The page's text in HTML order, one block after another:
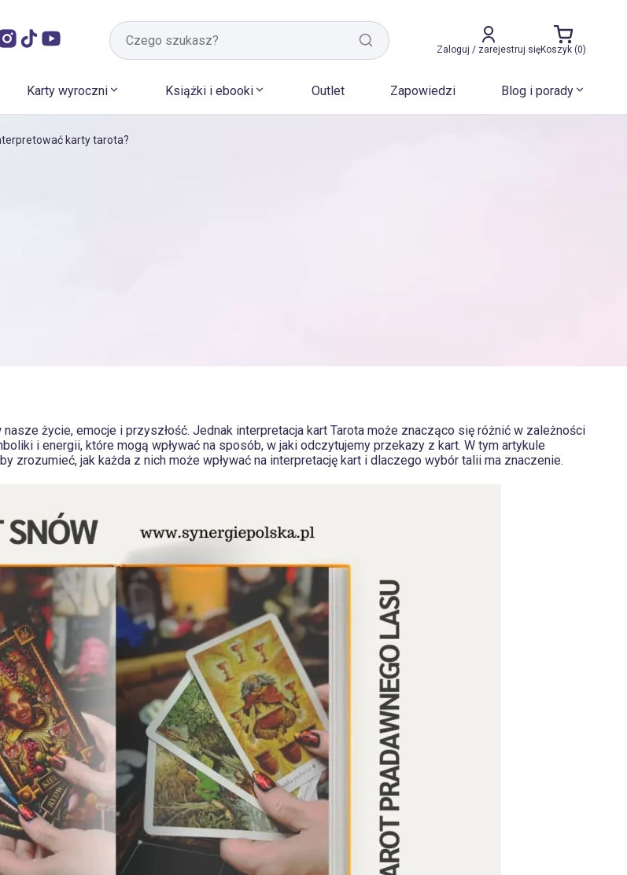
Zaloguj / zarejestruj sięKoszyk (0)
Karty wyroczni Książki i ebooki Outlet Zapowiedzi Blog i porady
karty tarota?
życie, emocje i przyszłość. Jednak interpretacja kart Tarota może znacząco się różnić w zależności
i energii, które mogą wpływać na sposób, w jaki odczytujemy przekazy z kart. W tym artykule
zrozumieć, jak każda z nich może wpływać na interpretację kart i dlaczego wybór talii ma znaczenie.